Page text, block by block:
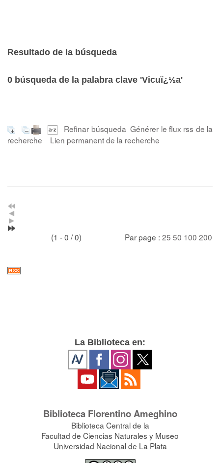
Resultado de la búsqueda
0 búsqueda de la palabra clave 'Vicuï¿½a'
Refinar búsqueda Générer le flux rss de la
recherche
Lien permanent de la recherche
(1 - 0 / 0) Par page : 25 50 100 200
La Biblioteca en:
Biblioteca Florentino Ameghino
Biblioteca Central de la
Facultad de Ciencias Naturales y Museo
Universidad Nacional de La Plata